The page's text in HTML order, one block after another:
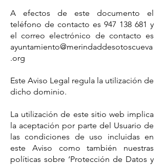
A efectos de este documento el
teléfono de contacto es 947 138 681 y
el correo electrónico de contacto es
ayuntamiento@merindaddesotoscueva
.org
Este Aviso Legal regula la utilización de
dicho dominio.
La utilización de este sitio web implica
la aceptación por parte del Usuario de
las condiciones de uso incluidas en
este Aviso como también nuestras
políticas sobre ‘Protección de Datos y